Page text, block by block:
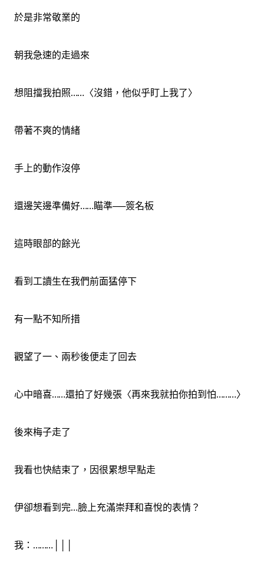
於是非常敬業的
朝我急速的走過來
想阻擋我拍照……〈沒錯，他似乎盯上我了〉
帶著不爽的情緒
手上的動作沒停
還邊笑邊準備好……瞄準──簽名板
這時眼部的餘光
看到工讀生在我們前面猛停下
有一點不知所措
觀望了一、兩秒後便走了回去
心中暗喜……還拍了好幾張〈再來我就拍你拍到怕………〉
後來梅子走了
我看也快結束了，因很累想早點走
伊卻想看到完…臉上充滿崇拜和喜悅的表情？
我：………│││